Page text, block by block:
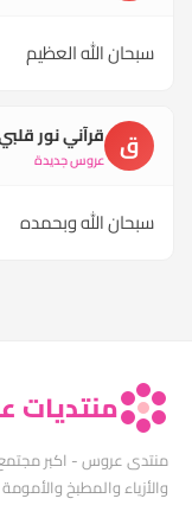
سبحان الله العظيم
ق قرآني نور
عروس جديدة
سبحان الله وبحمده
منتديات
منتدى عروس - اكبر
والأزياء والمطبخ والأمومة